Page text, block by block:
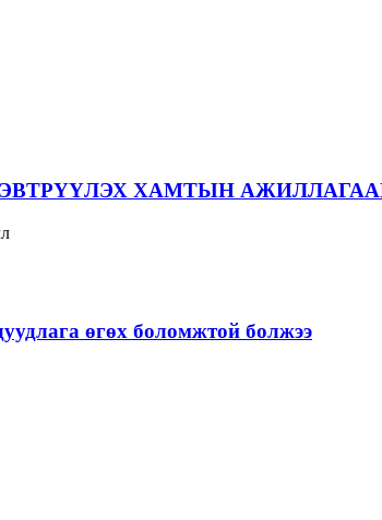
ХАМТЫН
өгөх боломжтой болжээ